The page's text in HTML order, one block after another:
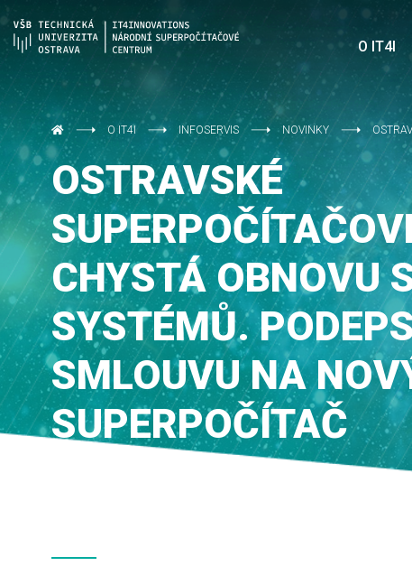
O IT4I
O IT4I INFOSERVIS NOVINKY
OSTRAVSKÉ
CHYSTÁ OBNOVU
SYSTÉMŮ.
SMLOUVU NA
SUPERPOČÍTAČ